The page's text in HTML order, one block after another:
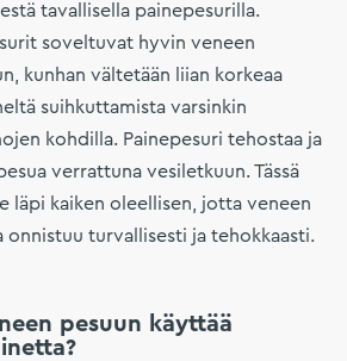
tavallisella painepesurilla.
soveltuvat hyvin veneen
kunhan vältetään liian korkeaa
suihkuttamista varsinkin
kohdilla. Painepesuri tehostaa ja
verrattuna vesiletkuun. Tässä
läpi kaiken oleellisen, jotta veneen
onnistuu turvallisesti ja tehokkaasti.
pesuun käyttää